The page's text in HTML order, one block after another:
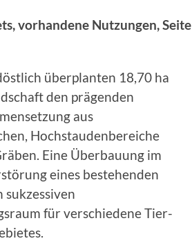
vorhandene Nutzungen, Seite
überplanten 18,70 ha
den prägenden
aus
Hochstaudenbereiche
Eine Überbauung im
eines bestehenden
für verschiedene Tier-